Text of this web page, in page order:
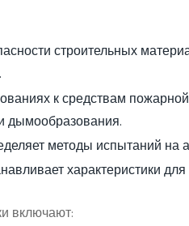
строительных
к средствам
дымообразования.
методы испытаний на
характеристики
включают: